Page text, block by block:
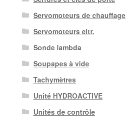
Servomoteurs de chauffage
Servomoteurs eltr.
Sonde lambda
Soupapes à vide
Tachymètres
Unité HYDROACTIVE
Unités de contrôle